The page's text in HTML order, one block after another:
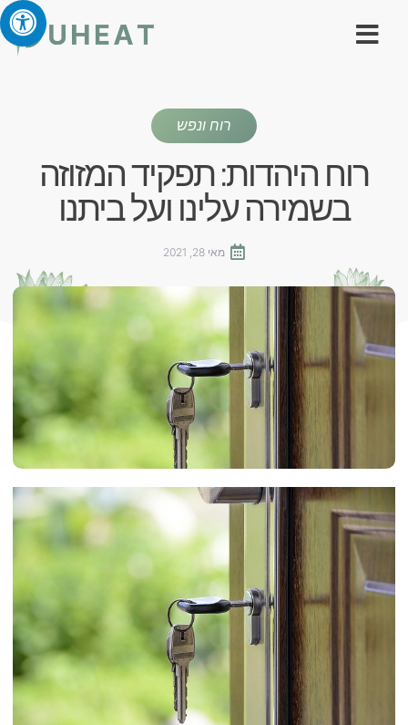
רוח ונפש
רוח היהדות: תפקיד המזוזה
בשמירה עלינו ועל ביתנו
מאי 28, 2021